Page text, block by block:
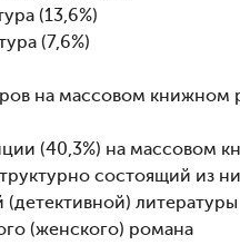
(13,6%)
(7,6%)
на массовом книжном
(40,3%) на массовом
состоящий из
литературы
(женского) романа